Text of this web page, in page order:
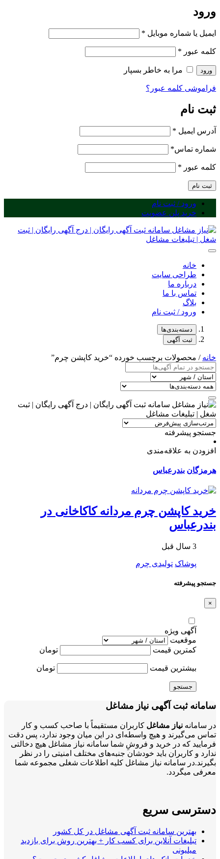
ورود
ایمیل یا شماره موبایل *
کلمه عبور *
ورود مرا به خاطر بسپار
فراموشی کلمه عبور؟
ثبت نام
آدرس ایمیل *
شماره تماس*
کلمه عبور *
ثبت نام
ورود / ثبت نام
خرید پلن عضویت
خانه
طراحی سایت
درباره ما
تماس با ما
بلاگ
ورود / ثبت نام
دسته‌بندی‌ها
ثبت آگهی
خانه / محصولات برچسب خورده “خرید کاپشن چرم”
جستجو پیشرفته
افزودن به علاقه‌مندی
هرمزگان بندرعباس
خرید کاپشن چرم مردانه کاکاخانی در
بندرعباس
3 سال قبل
پوشاک تولیدی چرم
جستجو پیشرفته
×
آگهی ویژه
موقعیت
کمترین قیمت
تومان
بیشترین قیمت تومان
جستجو
سامانه ثبت آگهی نیاز مشاغل
در سامانه نیاز مشاغل کاربران مستقیماً با صاحب کسب و کار
تماس می‌گیرند و هیچ واسطه‌ای در این میان وجود ندارد، پس دقت
فرمایید که در خرید و فروشِ شما سامانه نیاز مشاغل هیچ دخالتی
ندارد و کاربران باید خودشان جنبه‌های مختلف امنیتی را در نظر
بگیرند.در سامانه نیاز مشاغل کلیه اطلاعات شغلی مجموعه شما
معرفی میگردد.
دسترسی سریع
بهترین سامانه ثبت آگهی مشاغل در کل کشور
تبلیغات آنلاین برای کسب کار + بهترین روش برای بازدید
میلیونی